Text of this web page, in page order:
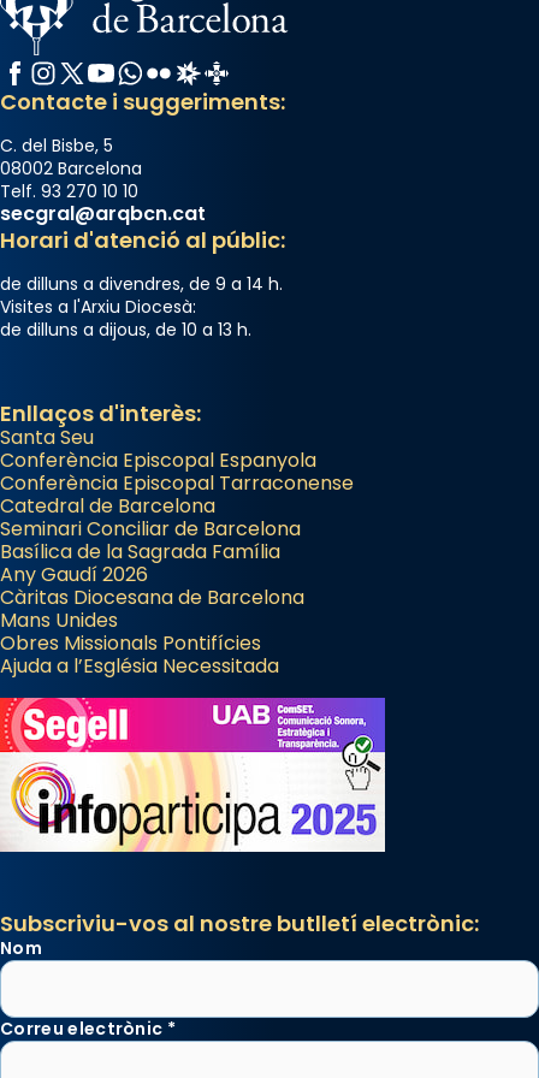
«A Raïms de Sant Jaume, raïms aigualits;
raïms de setembre te'n llepes els dits»,
segons una dita popular.
Photo
View on Facebook
Facebook
Instagram
X / Twitter
YouTube
WhatsApp
FlickrRadio Estel
Catalunya Cristiana
Contacte i suggeriments:
C. del Bisbe, 5
08002 Barcelona
Telf. 93 270 10 10
secgral@arqbcn.cat
Horari d'atenció al públic:
de dilluns a divendres, de 9 a 14 h.
Visites a l'Arxiu Diocesà:
de dilluns a dijous, de 10 a 13 h.
Enllaços d'interès:
Santa Seu
Conferència Episcopal Espanyola
Conferència Episcopal Tarraconense
Catedral de Barcelona
Seminari Conciliar de Barcelona
Basílica de la Sagrada Família
Any Gaudí 2026
Càritas Diocesana de Barcelona
Mans Unides
Obres Missionals Pontifícies
Ajuda a l’Església Necessitada
Subscriviu-vos al nostre butlletí electrònic:
Nom
Correu electrònic *